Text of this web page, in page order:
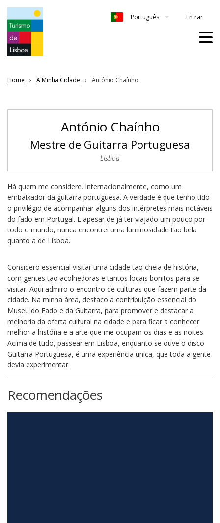
Português Entrar
Home A Minha Cidade António Chaínho
António Chaínho
Mestre de Guitarra Portuguesa
Lisboa
Há quem me considere, internacionalmente, como um
embaixador da guitarra portuguesa. A verdade é que tenho tido
o privilégio de acompanhar alguns dos intérpretes mais notáveis
do fado em Portugal. E apesar de já ter viajado um pouco por
todo o mundo, nunca encontrei uma luminosidade tão bela
quanto a de Lisboa.
Considero essencial visitar uma cidade tão cheia de história,
com gentes tão acolhedoras e tantos locais bonitos para se
visitar. Aqui admiro o encontro de culturas que fazem parte da
cidade. Na minha área, destaco a contribuição essencial do
Museu do Fado e da Guitarra, para promover e destacar a
melhoria da oferta cultural na cidade e para ficar a conhecer
melhor a história e a arte que me ocupam os dias e as noites.
Acima de tudo, passear em Lisboa, enquanto se ouve o disco
Guitarra Portuguesa, é uma experiência única, que toda a gente
devia experimentar.
Recomendações